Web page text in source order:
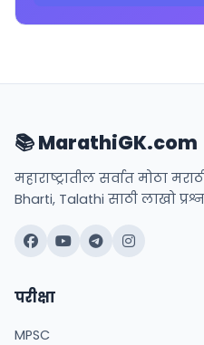
📚 MarathiGK.com
महाराष्ट्रातील सर्वात मोठा
Bharti, Talathi साठी लाखो
परीक्षा
MPSC